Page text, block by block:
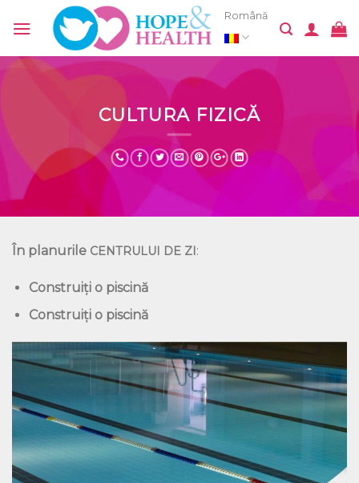
Română
CULTURA FIZICĂ
În planurile CENTRULUI DE ZI:
Construiți o piscină
Construiți o piscină